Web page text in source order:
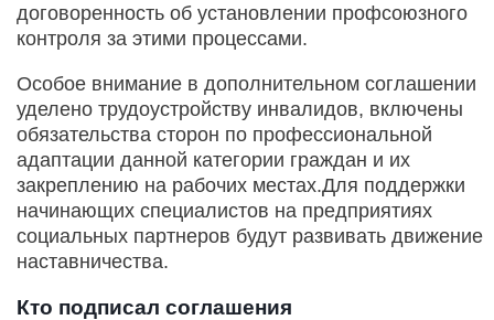
договоренность об установлении профсоюзного
контроля за этими процессами.
Особое внимание в дополнительном соглашении
уделено трудоустройству инвалидов, включены
обязательства сторон по профессиональной
адаптации данной категории граждан и их
закреплению на рабочих местах.Для поддержки
начинающих специалистов на предприятиях
социальных партнеров будут развивать движение
наставничества.
Кто подписал соглашения